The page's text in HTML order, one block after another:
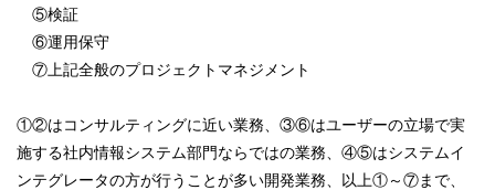
⑤検証
⑥運用保守
⑦上記全般のプロジェクトマネジメント
①②はコンサルティングに近い業務、③⑥はユーザーの立場で実
施する社内情報システム部門ならではの業務、④⑤はシステムイ
ンテグレータの方が行うことが多い開発業務、以上①～⑦まで、